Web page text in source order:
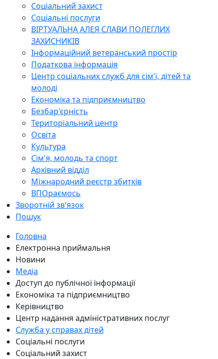
Соціальний захист
Соціальні послуги
ВІРТУАЛЬНА АЛЕЯ СЛАВИ ПОЛЕГЛИХ
ЗАХИСНИКІВ
Інформаційний ветеранський простір
Податкова інформація
Центр соціальних служб для сім'ї, дітей та
молоді
Економіка та підприємництво
Безбар'єрність
Територіальний центр
Освіта
Культура
Сім'я, молодь та спорт
Архівний відділ
Міжнародний реєстр збитків
ВПОраємось
Зворотній зв'язок
Пошук
Головна
Електронна приймальня
Новини
Медіа
Доступ до публічної інформації
Економіка та підприємництво
Керівництво
Центр надання адміністративних послуг
Служба у справах дітей
Соціальні послуги
Соціальний захист